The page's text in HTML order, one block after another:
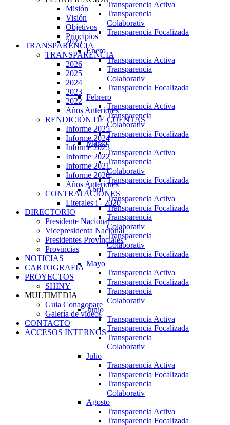
Transparencia Activa
Transparencia
Colaborativ
Transparencia Focalizada
2025
Enero
Transparencia Activa
Transparencia
Colaborativ
Transparencia Focalizada
Febrero
Transparencia Activa
Transparencia
Colaborativ
Transparencia Focalizada
Marzo
Transparencia Activa
Transparencia
Colaborativ
Transparencia Focalizada
Abril
Transparencia Activa
Transparencia Focalizada
Transparencia
Colaborativ
Transparencia
Colaborativ
Transparencia Focalizada
Mayo
Transparencia Activa
Transparencia Focalizada
Transparencia
Colaborativ
Junio
Transparencia Activa
Transparencia Focalizada
Transparencia
Colaborativ
Julio
Transparencia Activa
Transparencia Focalizada
Transparencia
Colaborativ
Agosto
Transparencia Activa
Transparencia Focalizada
Misión
Visión
Objetivos
Principios
TRANSPARENCIA
TRANSPARENCIA
2026
2025
2024
2023
2022
Años Anteriores
RENDICIÓN DE CUENTAS
Informe 2025
Informe 2024
Informe 2023
Informe 2022
Informe 2021
Informe 2020
Años Anteriores
CONTRATACIONES
Literales i - 2020
DIRECTORIO
Presidente Nacional
Vicepresidenta Nacional
Presidentes Provinciales
Provincias
NOTICIAS
CARTOGRAFIA
PROYECTOS
SHINY
MULTIMEDIA
Guia Conagopare
Galería de videos
CONTACTO
ACCESOS INTERNOS